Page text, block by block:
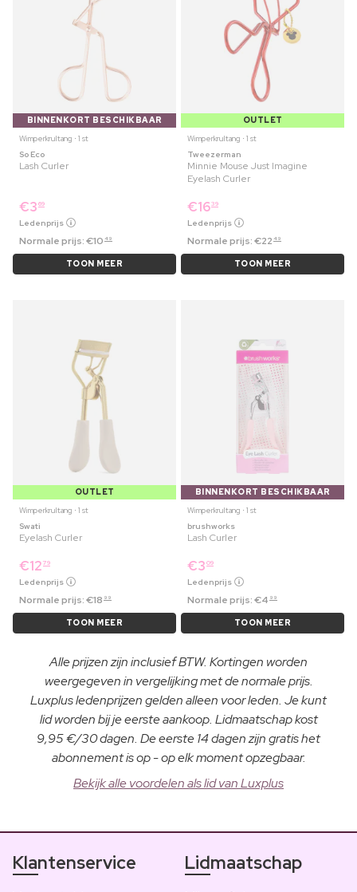
BINNENKORT BESCHIKBAAR
Wimperkrultang ⋅ 1 st
So Eco
Lash Curler
€3 69
Ledenprijs
Normale prijs:€10 49
TOON MEER
OUTLET
Wimperkrultang ⋅ 1 st
Tweezerman
Minnie Mouse Just Imagine
Eyelash Curler
€1639
Ledenprijs
Normale prijs:€22 49
TOON MEER
OUTLET
Wimperkrultang ⋅ 1 st
Swati
Eyelash Curler
€12 79
Ledenprijs
Normale prijs:€18 99
TOON MEER
BINNENKORT BESCHIKBAAR
Wimperkrultang ⋅ 1 st
brushworks
Lash Curler
€3 09
Ledenprijs
Normale prijs:€4 99
TOON MEER
Alle prijzen zijn inclusief BTW. Kortingen worden
weergegeven in vergelijking met de normale prijs.
Luxplus ledenprijzen gelden alleen voor leden. Je kunt
lid worden bij je eerste aankoop. Lidmaatschap kost
9,95 €/30 dagen. De eerste 14 dagen zijn gratis het
abonnement is op - op elk moment opzegbaar.
Bekijk alle voordelen als lid van Luxplus
Klantenservice Lidmaatschap